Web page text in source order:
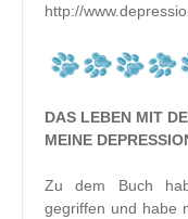
http://
DAS LEBEN MIT
MEINE
Zu dem Buch
gegriffen und habe